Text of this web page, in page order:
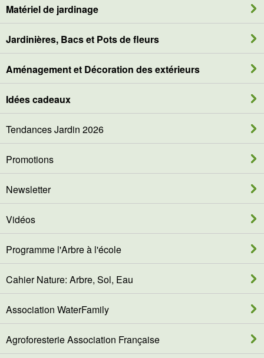
Matériel de jardinage
Jardinières, Bacs et Pots de fleurs
Aménagement et Décoration des extérieurs
Idées cadeaux
Tendances Jardin 2026
Promotions
Newsletter
Vidéos
Programme l'Arbre à l'école
Cahier Nature: Arbre, Sol, Eau
Association WaterFamily
Agroforesterie Association Française